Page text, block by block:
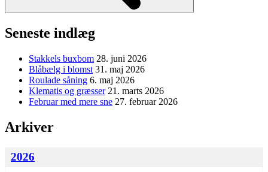
Seneste indlæg
Stakkels buxbom 28. juni 2026
Blåbælg i blomst 31. maj 2026
Roulade såning 6. maj 2026
Klematis og græsser 21. marts 2026
Februar med mere sne 27. februar 2026
Arkiver
2026